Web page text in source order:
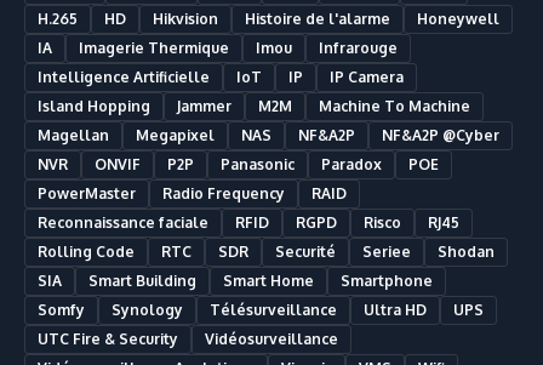
H.265
HD Hikvision Histoire de l'alarme
Honeywell
IA
Imagerie Thermique Imou
Infrarouge
Intelligence Artificielle
IoT IP
IP Camera
Island Hopping
Jammer M2M
Machine To Machine
Magellan
Megapixel NAS NF&A2P
NF&A2P @Cyber
NVR
ONVIF P2P Panasonic Paradox
POE
PowerMaster
Radio Frequency
RAID
Reconnaissance faciale
RFID RGPD Risco
RJ45
Rolling Code
RTC SDR Securité Seriee
Shodan
SIA
Smart Building Smart Home
Smartphone
Somfy
Synology Télésurveillance Ultra HD
UPS
UTC Fire & Security
Vidéosurveillance